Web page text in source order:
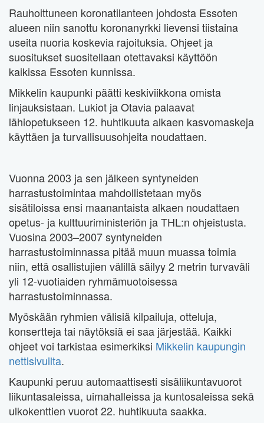
Rauhoittuneen koronatilanteen johdosta Essoten
alueen niin sanottu koronanyrkki lievensi tiistaina
useita nuoria koskevia rajoituksia. Ohjeet ja
suositukset suositellaan otettavaksi käyttöön
kaikissa Essoten kunnissa.
Mikkelin kaupunki päätti keskiviikkona omista
linjauksistaan. Lukiot ja Otavia palaavat
lähiopetukseen 12. huhtikuuta alkaen kasvomaskeja
käyttäen ja turvallisuusohjeita noudattaen.
Vuonna 2003 ja sen jälkeen syntyneiden
harrastustoimintaa mahdollistetaan myös
sisätiloissa ensi maanantaista alkaen noudattaen
opetus- ja kulttuuriministeriön ja THL:n ohjeistusta.
Vuosina 2003–2007 syntyneiden
harrastustoiminnassa pitää muun muassa toimia
niin, että osallistujien välillä säilyy 2 metrin turvaväli
yli 12-vuotiaiden ryhmämuotoisessa
harrastustoiminnassa.
Myöskään ryhmien välisiä kilpailuja, otteluja,
konsertteja tai näytöksiä ei saa järjestää. Kaikki
ohjeet voi tarkistaa esimerkiksi Mikkelin kaupungin
nettisivuilta.
Kaupunki peruu automaattisesti sisäliikuntavuorot
liikuntasaleissa, uimahalleissa ja kuntosaleissa sekä
ulkokenttien vuorot 22. huhtikuuta saakka.